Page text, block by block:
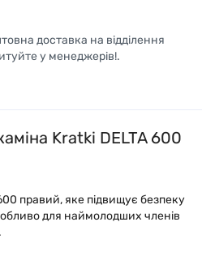
доставка на відділення
у менеджерів!.
Kratki DELTA 600
правий, яке підвищує безпеку
для наймолодших членів